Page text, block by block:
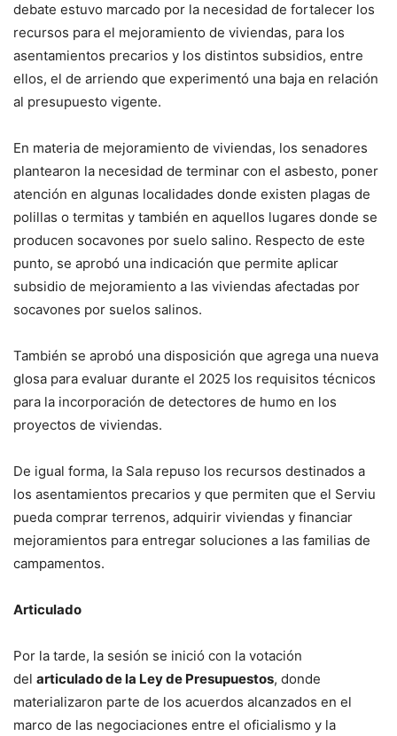
debate estuvo marcado por la necesidad de fortalecer los
recursos para el mejoramiento de viviendas, para los
asentamientos precarios y los distintos subsidios, entre
ellos, el de arriendo que experimentó una baja en relación
al presupuesto vigente.
En materia de mejoramiento de viviendas, los senadores
plantearon la necesidad de terminar con el asbesto, poner
atención en algunas localidades donde existen plagas de
polillas o termitas y también en aquellos lugares donde se
producen socavones por suelo salino. Respecto de este
punto, se aprobó una indicación que permite aplicar
subsidio de mejoramiento a las viviendas afectadas por
socavones por suelos salinos.
También se aprobó una disposición que agrega una nueva
glosa para evaluar durante el 2025 los requisitos técnicos
para la incorporación de detectores de humo en los
proyectos de viviendas.
De igual forma, la Sala repuso los recursos destinados a
los asentamientos precarios y que permiten que el Serviu
pueda comprar terrenos, adquirir viviendas y financiar
mejoramientos para entregar soluciones a las familias de
campamentos.
Articulado
Por la tarde, la sesión se inició con la votación
del articulado de la Ley de Presupuestos, donde
materializaron parte de los acuerdos alcanzados en el
marco de las negociaciones entre el oficialismo y la